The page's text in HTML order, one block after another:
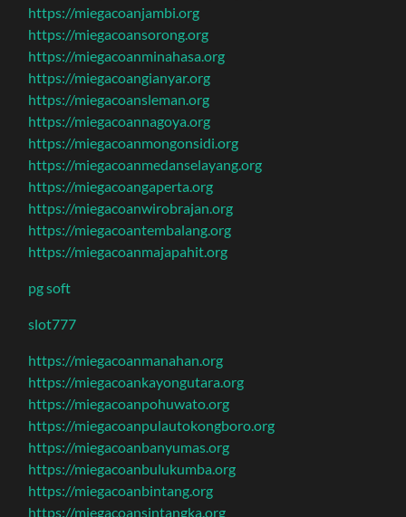
https://miegacoanjambi.org
https://miegacoansorong.org
https://miegacoanminahasa.org
https://miegacoangianyar.org
https://miegacoansleman.org
https://miegacoannagoya.org
https://miegacoanmongonsidi.org
https://miegacoanmedanselayang.org
https://miegacoangaperta.org
https://miegacoanwirobrajan.org
https://miegacoantembalang.org
https://miegacoanmajapahit.org
pg soft
slot777
https://miegacoanmanahan.org
https://miegacoankayongutara.org
https://miegacoanpohuwato.org
https://miegacoanpulautokongboro.org
https://miegacoanbanyumas.org
https://miegacoanbulukumba.org
https://miegacoanbintang.org
https://miegacoansintangka.org